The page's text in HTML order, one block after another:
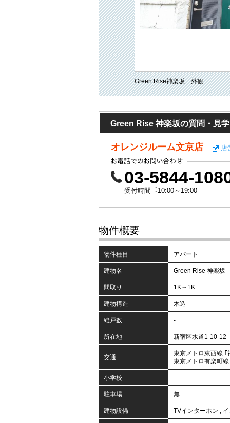
Green Rise神楽坂 外観
Green Rise 神楽坂の質問・見
オレンジルーム文京店 店
03-5844-
受付時間︓10:00～19:00
物件概要
物件種目 アパート
建物名 Green Rise 神楽坂
間取り 1K～1K
建物構造 木造
総戸数 -
所在地 新宿区水道1-10-12
交通
東京メトロ東西線 ｢
東京メトロ有楽町
小学校 -
駐車場 無
建物設備 TVインターホン ,